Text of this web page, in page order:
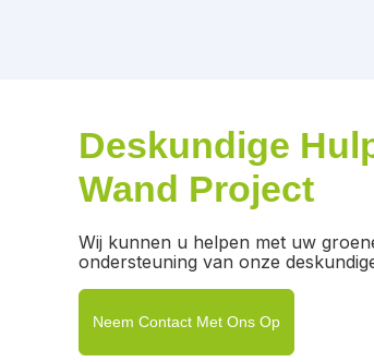
Deskundige
Wand Project
Wij kunnen u helpen met uw
ondersteuning van onze
Neem Contact Met Ons Op